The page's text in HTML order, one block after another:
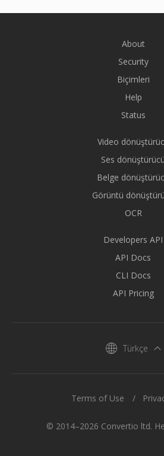
About
Security
Biçimleri
Help
Status
Video
Ses dönüştürücü
Belge
Görüntü
OCR
Developers API
API Docs
CLI Docs
API Pricing
Türkçe
© 2014–2026 Convertio ltd. Her
Terms of Use